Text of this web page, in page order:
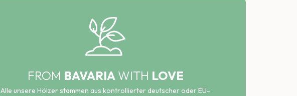
FROM BAVARIA WITH LOVE
Alle unsere Hölzer stammen aus kontrollierter deutscher oder EU-